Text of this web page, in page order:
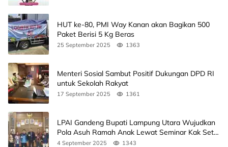
HUT ke-80, PMI Way Kanan akan Bagikan 500
Paket Berisi 5 Kg Beras
25 September 2025 1363
Menteri Sosial Sambut Positif Dukungan DPD RI
untuk Sekolah Rakyat
17 September 2025 1361
LPAI Gandeng Bupati Lampung Utara Wujudkan
Pola Asuh Ramah Anak Lewat Seminar Kak Seto,
Ini Jadwalnya
4 September 2025 1343